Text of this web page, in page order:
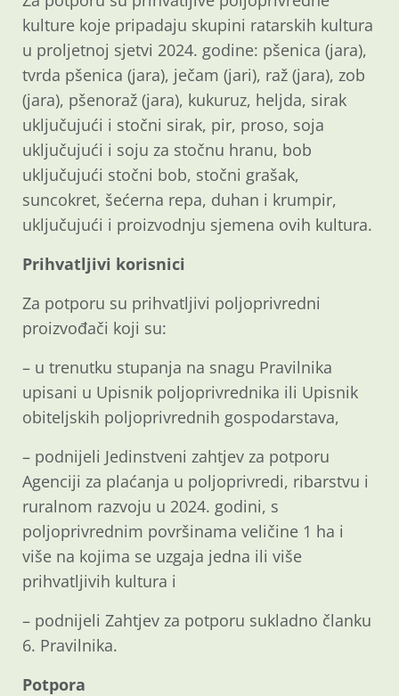
kulture koje pripadaju skupini ratarskih kultura
u proljetnoj sjetvi 2024. godine: pšenica (jara),
tvrda pšenica (jara), ječam (jari), raž (jara), zob
(jara), pšenoraž (jara), kukuruz, heljda, sirak
uključujući i stočni sirak, pir, proso, soja
uključujući i soju za stočnu hranu, bob
uključujući stočni bob, stočni grašak,
suncokret, šećerna repa, duhan i krumpir,
uključujući i proizvodnju sjemena ovih kultura.
Prihvatljivi korisnici
Za potporu su prihvatljivi poljoprivredni
proizvođači koji su:
– u trenutku stupanja na snagu Pravilnika
upisani u Upisnik poljoprivrednika ili Upisnik
obiteljskih poljoprivrednih gospodarstava,
– podnijeli Jedinstveni zahtjev za potporu
Agenciji za plaćanja u poljoprivredi, ribarstvu i
ruralnom razvoju u 2024. godini, s
poljoprivrednim površinama veličine 1 ha i
više na kojima se uzgaja jedna ili više
prihvatljivih kultura i
– podnijeli Zahtjev za potporu sukladno članku
6. Pravilnika.
Potpora